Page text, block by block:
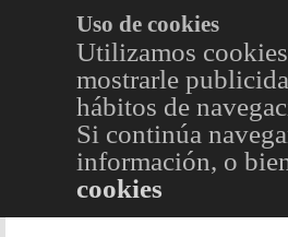
Uso de cookies
Utilizamos
mostrarle
hábitos de
Si continúa
información, o
cookies